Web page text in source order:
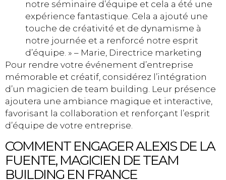
notre séminaire d’équipe et cela a été une
expérience fantastique. Cela a ajouté une
touche de créativité et de dynamisme à
notre journée et a renforcé notre esprit
d’équipe. » – Marie, Directrice marketing
Pour rendre votre événement d’entreprise
mémorable et créatif, considérez l’intégration
d’un magicien de team building. Leur présence
ajoutera une ambiance magique et interactive,
favorisant la collaboration et renforçant l’esprit
d’équipe de votre entreprise.
COMMENT ENGAGER ALEXIS DE LA
FUENTE, MAGICIEN DE TEAM
BUILDING EN FRANCE